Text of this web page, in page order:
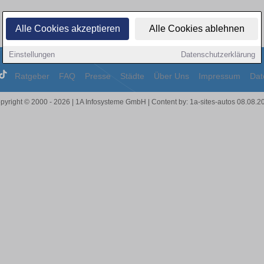
Alle Cookies akzeptieren Alle Cookies ablehnen
Einstellungen Datenschutzerklärung
Ratgeber FAQ Presse Städte Über Uns Impressum
© 2000 - 2026 | 1A Infosysteme GmbH | Content by: 1a-sites-autos